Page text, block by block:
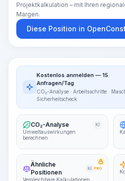
Projektkalkulation – mit Ihren
Margen.
Diese Position in
Kostenlos anmelden — 15
Anfragen/Tag
CO₂-Analyse · Arbeitsschritte ·
Sicherheitscheck
CO₂-Analyse KI
Umweltauswirkungen
berechnen
Ähnliche
Positionen
KI PRO
Vergleichbare Kalkulationen